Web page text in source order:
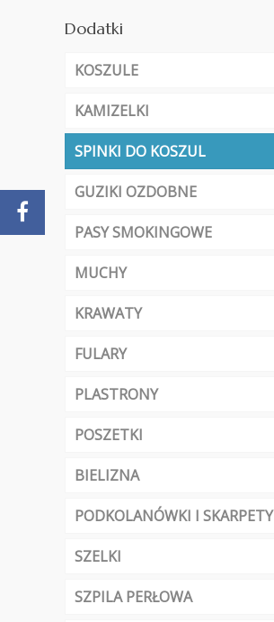
Dodatki
KOSZULE
KAMIZELKI
SPINKI DO KOSZUL
GUZIKI OZDOBNE
PASY SMOKINGOWE
MUCHY
KRAWATY
FULARY
PLASTRONY
POSZETKI
BIELIZNA
PODKOLANÓWKI I SKARPETY
SZELKI
SZPILA PERŁOWA